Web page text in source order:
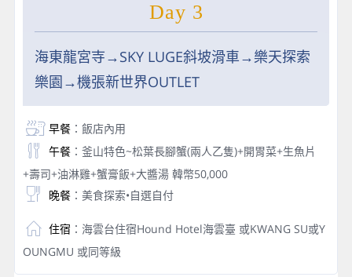
Day 3
海東龍宮寺→SKY LUGE斜坡滑車→樂天探索
樂園→機張新世界OUTLET
早餐：飯店內用
午餐：釜山特色~松葉長腳蟹(兩人乙隻)+開胃菜+生魚片
+壽司+油淋雞+蟹膏飯+大醬湯 韓幣50,000
晚餐：美食探索•自選自付
住宿 ：海雲台住宿Hound Hotel海雲臺 或KWANG SU或Y
OUNGMU 或同等級